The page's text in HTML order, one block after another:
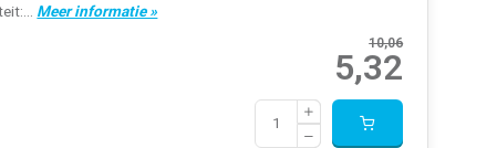
Meer informatie »
10,06
5,32